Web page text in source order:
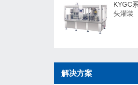
KYGC
头灌装
解决方案